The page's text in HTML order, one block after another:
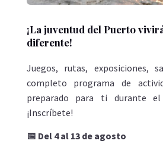
¡La juventud del Puerto
diferente!
Juegos, rutas, exposiciones,
completo programa de
preparado para ti durante
¡Inscríbete!
📅 Del 4 al 13 de agosto